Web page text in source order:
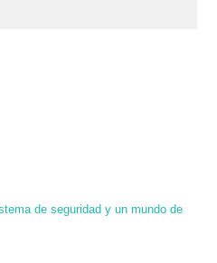
de seguridad y un mundo de